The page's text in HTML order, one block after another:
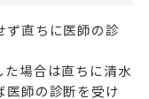
直ちに医師の診
場合は直ちに清水
医師の診断を受け